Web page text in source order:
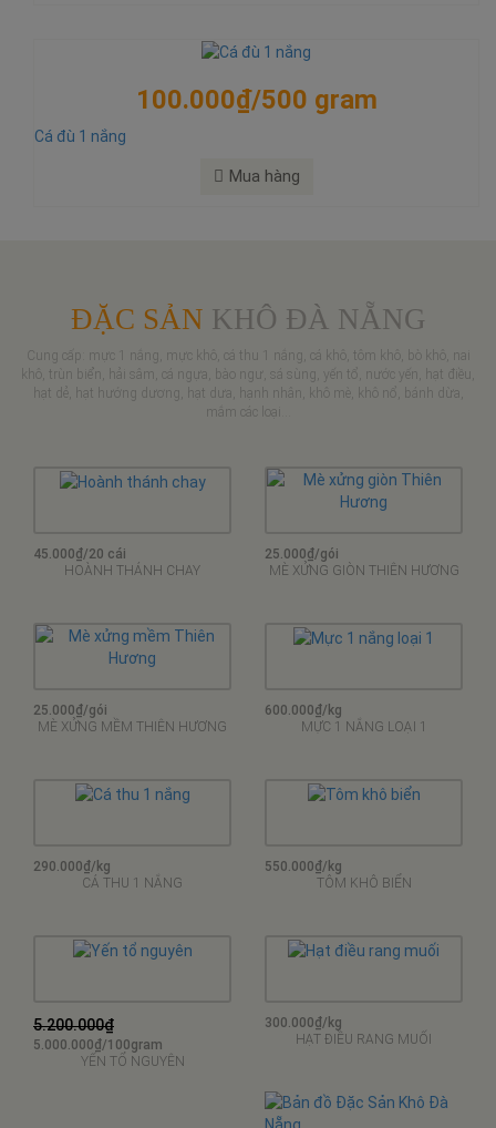
100.000₫/500 gram
Cá đù 1 nắng
Mua hàng
ĐẶC SẢN KHÔ ĐÀ NẴNG
Cung cấp: mực 1 nắng, mực khô, cá thu 1 nắng, cá khô, tôm khô, bò khô, nai
khô, trùn biển, hải sâm, cá ngựa, bào ngư, sá sùng, yến tổ, nước yến, hạt điều,
hạt dẻ, hạt hướng dương, hạt dưa, hạnh nhân, khô mè, khô nổ, bánh dừa,
mắm các loại...
45.000₫/20 cái
HOÀNH THÁNH CHAY
25.000₫/gói
MÈ XỬNG GIÒN THIÊN HƯƠNG
25.000₫/gói
MÈ XỬNG MỀM THIÊN HƯƠNG
600.000₫/kg
MỰC 1 NẮNG LOẠI 1
290.000₫/kg
CÁ THU 1 NẮNG
550.000₫/kg
TÔM KHÔ BIỂN
5.200.000₫
5.000.000₫/100gram
YẾN TỔ NGUYÊN
300.000₫/kg
HẠT ĐIỀU RANG MUỐI